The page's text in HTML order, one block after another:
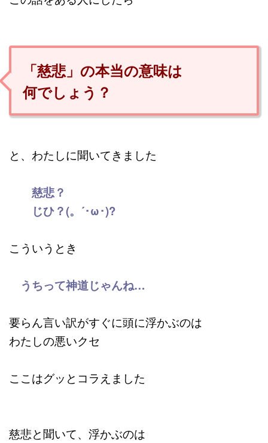
「慈悲」の本当の意味は
何でしょう？
と、わたしに聞いてきました
慈悲？
じひ？(。´･ω･)?
こういうとき
うちって神道じゃんね…
要らん言い訳がすぐに頭に浮かぶのは
わたしの悪いクセ
ここはグッとコラえました
慈悲と聞いて、浮かぶのは